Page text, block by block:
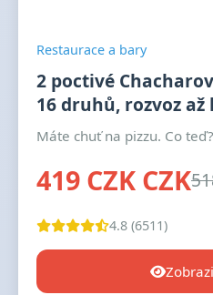
Restaurace a bary
2 poctivé
16 druhů, rozvoz
Máte chuť na pizzu. Co
419 CZK CZK
4.8 (6511)